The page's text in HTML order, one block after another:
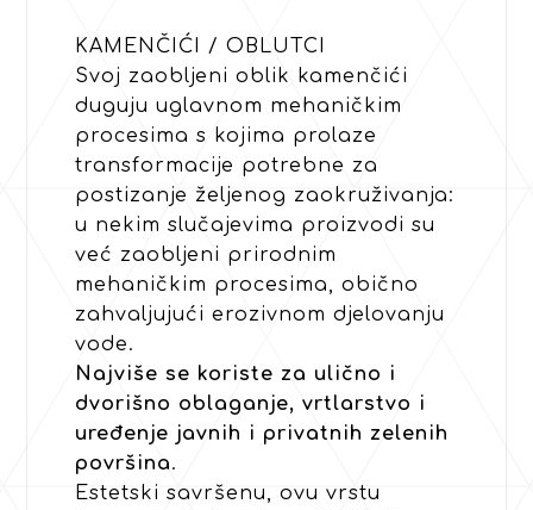
KAMENČIĆI / OBLUTCI
Svoj zaobljeni oblik kamenčići
duguju uglavnom mehaničkim
procesima s kojima prolaze
transformacije potrebne za
postizanje željenog zaokruživanja:
u nekim slučajevima proizvodi su
već zaobljeni prirodnim
mehaničkim procesima, obično
zahvaljujući erozivnom djelovanju
vode.
Najviše se koriste za ulično i
dvorišno oblaganje, vrtlarstvo i
uređenje javnih i privatnih zelenih
površina.
Estetski savršenu, ovu vrstu